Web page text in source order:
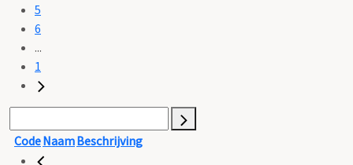
5
6
...
1
CodeNaamBeschrijving